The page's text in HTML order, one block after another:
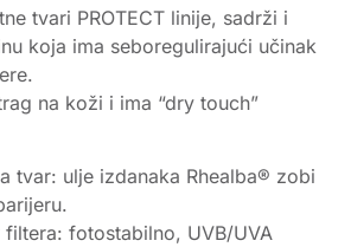
tvari PROTECT linije, sadrži i
koja ima seboregulirajući učinak
na koži i ima “dry touch”
tvar: ulje izdanaka Rhealba® zobi
filtera: fotostabilno, UVB/UVA